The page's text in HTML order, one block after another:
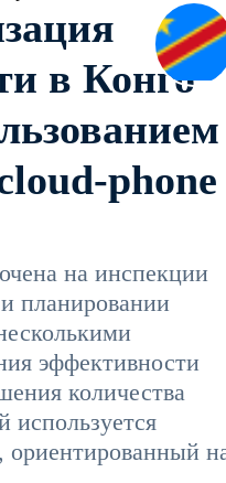
в Конго
phone
на инспекции
планировании
эффективности
количества
используется
ориентированный